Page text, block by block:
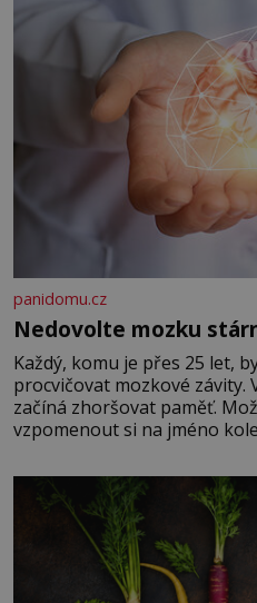
panidomu.cz
Nedovolte mozku
Každý, komu je přes 25 let,
procvičovat mozkové
začíná zhoršovat paměť.
vzpomenout si na jméno
Je to opravdu tak, s věkem
rozhodla stávkovat. Cvičte